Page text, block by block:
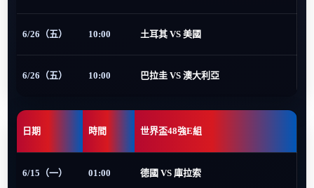
6/26（五） 10:00 土耳其 VS 美國
6/26（五） 10:00 巴拉圭 VS 澳大利亞
日期 時間 世界盃48強E組
6/15（一） 01:00 德國 VS 庫拉索